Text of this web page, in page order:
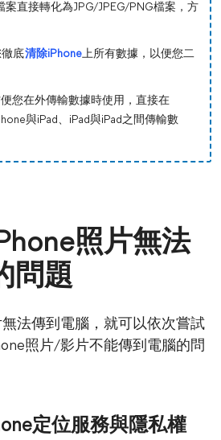
案直接轉化為JPG/JPEG/PNG檔案，方
徹底清除iPhone上所有數據，以便您二
便您在外傳輸數據時使用，直接在
與iPad、iPad與iPad之間傳輸數
照片無法
問題
法傳到電腦，就可以依次嘗試
照片/影片不能傳到電腦的問
定位服務與隱私權